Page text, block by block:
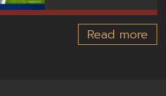
Read more